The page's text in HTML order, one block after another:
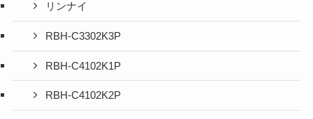
リンナイ
RBH-C3302K3P
RBH-C4102K1P
RBH-C4102K2P